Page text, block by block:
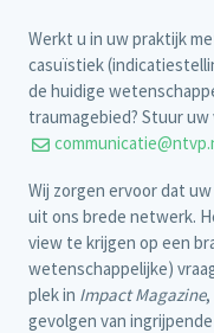
Werkt u in uw praktijk
casuïstiek
de huidige
traumagebied? Stuur uw
Wij zorgen ervoor dat
uit ons brede netwerk.
view te krijgen op een
wetenschappelijke)
plek in Impact Magazine,
gevolgen van